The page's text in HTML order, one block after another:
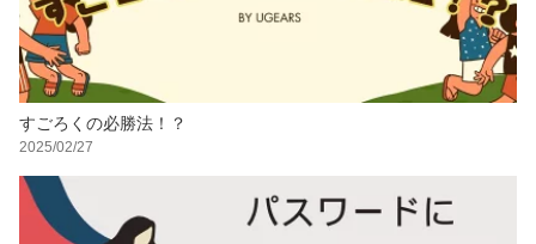
すごろくの必勝法！？
2025/02/27